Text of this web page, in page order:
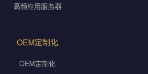
高频应用服务器
OEM定制化
OEM定制化